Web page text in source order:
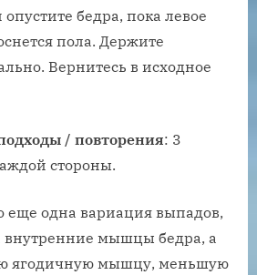
бедра, пока левое
пола. Держите
Вернитесь в исходное
/ повторения: 3
стороны.
еще одна вариация выпадов,
внутренние мышцы бедра, а
ягодичную мышцу, меньшую